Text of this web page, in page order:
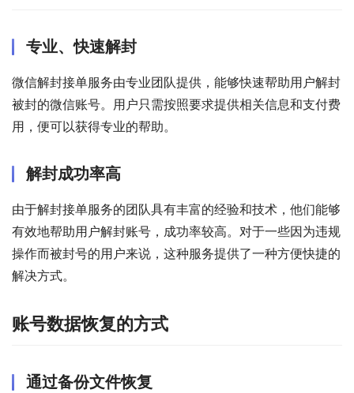
专业、快速解封
微信解封接单服务由专业团队提供，能够快速帮助用户解封
被封的微信账号。用户只需按照要求提供相关信息和支付费
用，便可以获得专业的帮助。
解封成功率高
由于解封接单服务的团队具有丰富的经验和技术，他们能够
有效地帮助用户解封账号，成功率较高。对于一些因为违规
操作而被封号的用户来说，这种服务提供了一种方便快捷的
解决方式。
账号数据恢复的方式
通过备份文件恢复